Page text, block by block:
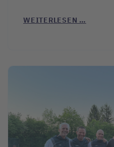
WEITERLESEN …